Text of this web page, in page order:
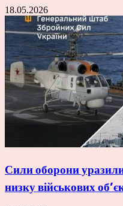
18.05.2026
Сили оборони
низку військових